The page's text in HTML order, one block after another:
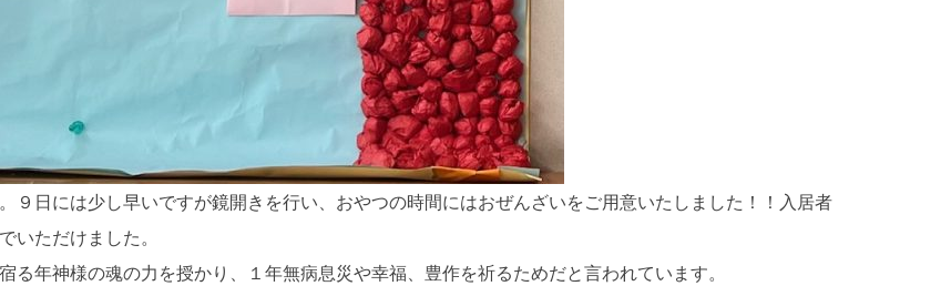
９日には少し早いですが鏡開きを行い、おやつの時間にはおぜんざいをご用意いたしました！！入居者
いただけました。
年神様の魂の力を授かり、１年無病息災や幸福、豊作を祈るためだと言われています。